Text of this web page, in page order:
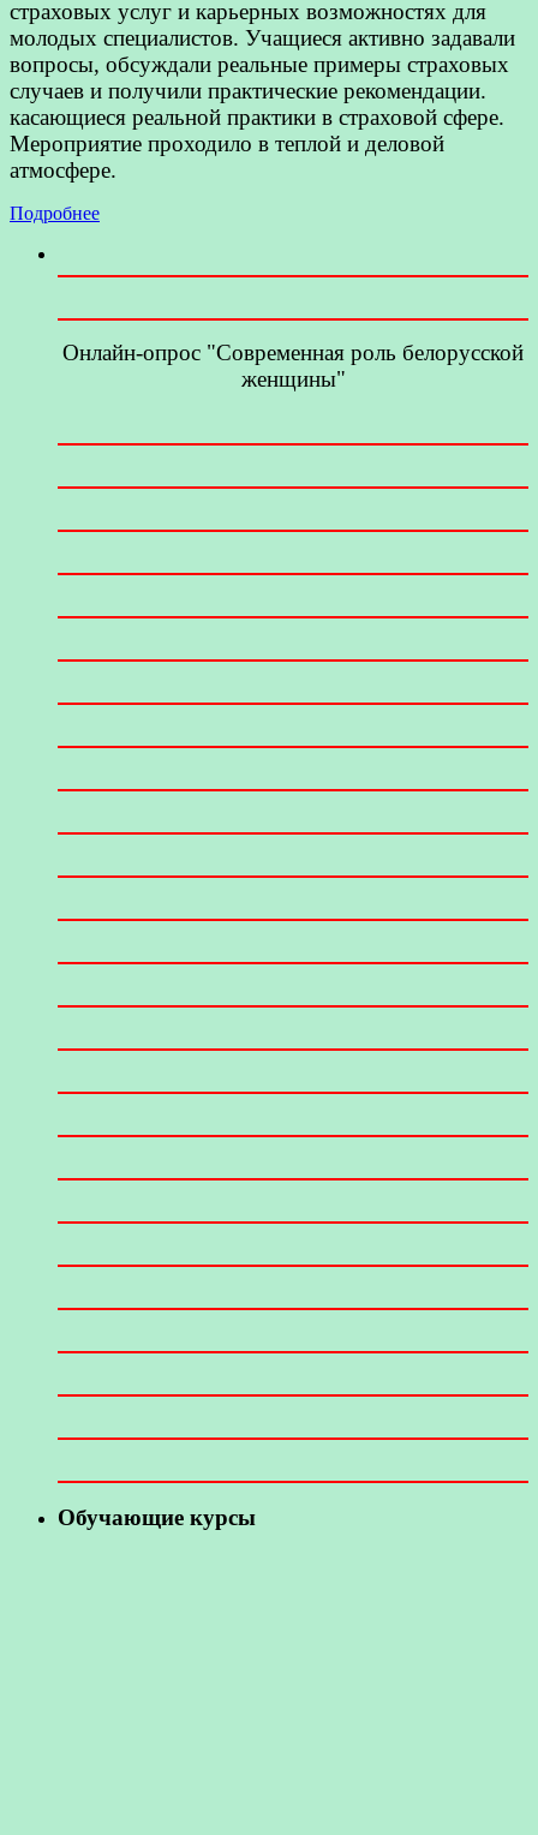
страховых услуг и карьерных возможностях для
молодых специалистов. Учащиеся активно задавали
вопросы, обсуждали реальные примеры страховых
случаев и получили практические рекомендации.
касающиеся реальной практики в страховой сфере.
Мероприятие проходило в теплой и деловой
атмосфере.
Подробнее
Онлайн-опрос "Современная роль белорусской
женщины"
Обучающие курсы